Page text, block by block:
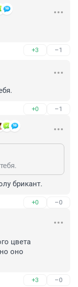
+3 –1
+0 –1
брикант.
+0 –0
цвета
оно
+3 –0